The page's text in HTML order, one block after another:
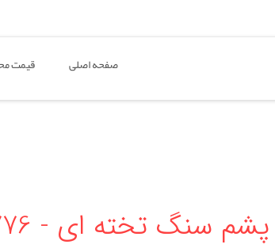
صفحه اصلی قیمت
تخته ای - 02136256776